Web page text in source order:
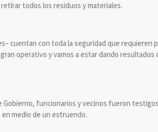
todos los residuos y materiales.
cuentan con toda la seguridad que
operativo y vamos a estar dando resultados
funcionarios y vecinos fueron
medio de un estruendo.